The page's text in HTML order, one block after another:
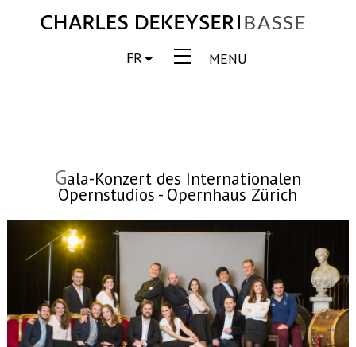
MENU
FR
Gala-Konzert des Internationalen
Opernstudios - Opernhaus Zürich